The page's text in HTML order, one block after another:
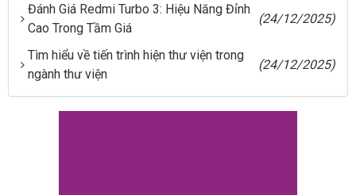
Đánh Giá Redmi Turbo 3: Hiệu Năng Đỉnh
Cao Trong Tầm Giá
(24/12/2025)
Tìm hiểu về tiến trình hiện thư viện trong
ngành thư viện
(24/12/2025)